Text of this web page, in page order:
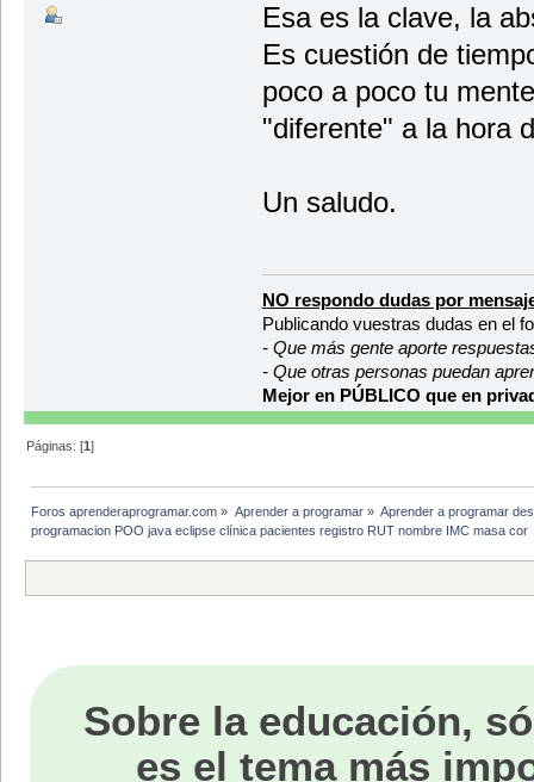
return
return
case 8:
return
case 9:
return
case 10:
}
* Calcula el IMC del
* @param estatura Estatura
* al mes para el cuál se
* @return Valor calculado
*/
private float
return
* como parámetro. Si no
* @param peso Pero de
if
//Ahora que los
case "5":
if
else
}
private static void
String rut =
String nombre =
paciente = new
Esa es la clave, la
Es cuestión de
poco a poco tu
"diferente" a la hora
Un saludo.
NO respondo dudas por
Publicando vuestras dudas en el
- Que más gente aporte
- Que otras personas puedan
Mejor en PÚBLICO que en
Páginas: [1]
Foros aprenderaprogramar.com » Aprender a programar» Aprender a programar
programacion POO java eclipse clínica pacientes registro RUT nombre IMC masa cor
Sobre la educación,
es el tema más